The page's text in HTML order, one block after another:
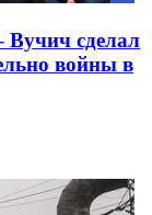
Вучич сделал
войны в